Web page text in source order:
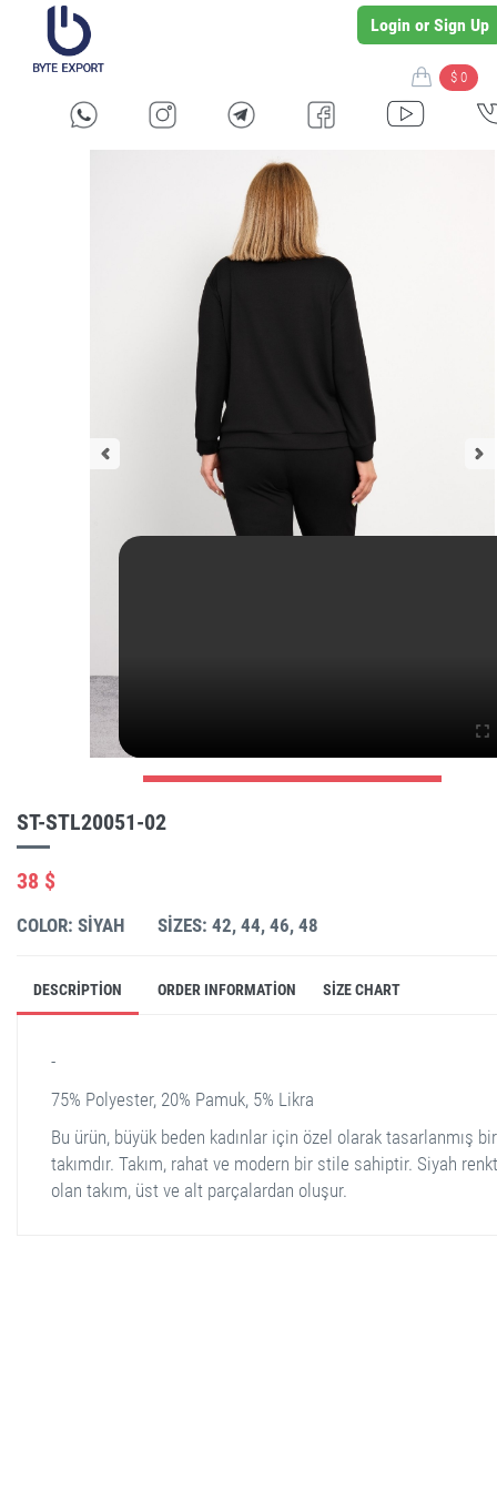
Login or Sign Up
$ 0
ST-STL20051-02
38 $
COLOR: SIYAH SIZES: 42, 44, 46, 48
DESCRIPTION ORDER INFORMATION SIZE CHART
-
75% Polyester, 20% Pamuk, 5% Likra
Bu ürün, büyük beden kadınlar için özel olarak tasarlanmış
takımdır. Takım, rahat ve modern bir stile sahiptir. Siyah
olan takım, üst ve alt parçalardan oluşur.